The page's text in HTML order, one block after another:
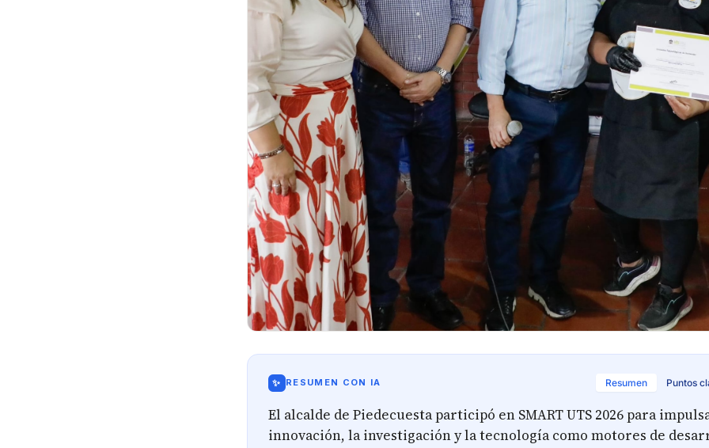
✨ RESUMEN CON IA Resumen Puntos
El alcalde de Piedecuesta participó en SMART UTS 2026 para
innovación, la investigación y la tecnología como motores de